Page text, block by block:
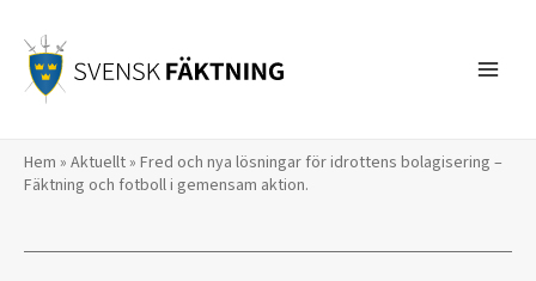
innehåll
Hem » Aktuellt» Fred och nya lösningar för idrottens bolagisering –
Fäktning och fotboll i gemensam aktion.